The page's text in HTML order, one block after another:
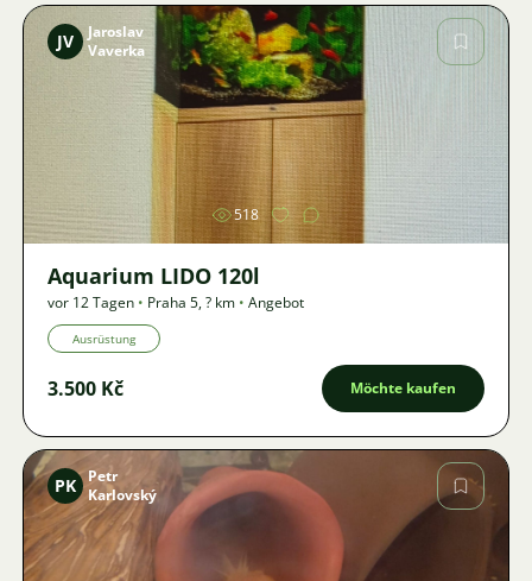
Bild
JV
Jaroslav
Vaverka
518
Aquarium LIDO 120l
vor 12 Tagen • Praha 5,? km • Angebot
Ausrüstung
3.500 Kč Möchte kaufen
PK
Petr
Karlovský